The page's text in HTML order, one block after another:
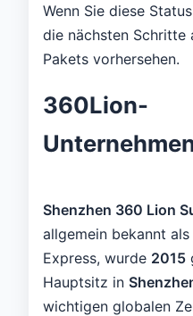
Wenn Sie diese
die nächsten Schritte
Pakets vorhersehen.
360Lion-
Shenzhen 360 Lion
allgemein bekannt als
Express, wurde 2015
Hauptsitz in
wichtigen globalen